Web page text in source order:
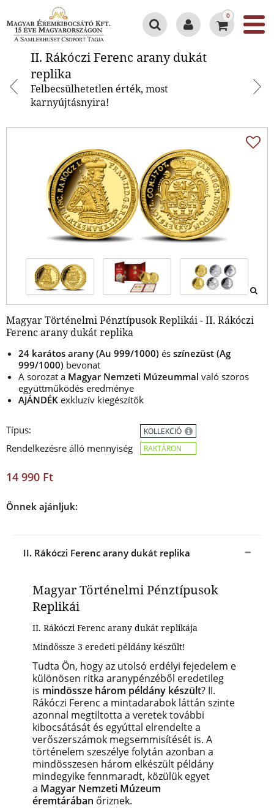
0
II. Rákóczi Ferenc arany dukát
replika
Felbecsülhetetlen érték, most
karnyújtásnyira!
Magyar Történelmi Pénztípusok Replikái - II. Rákóczi
Ferenc arany dukát replika
24 karátos arany (Au 999/1000) és színezüst (Ag
999/1000) bevonat
A sorozat a Magyar Nemzeti Múzeummal való szoros
együttműködés eredménye
AJÁNDÉK exkluzív kiegészítők
Típus:
Rendelkezésre álló mennyiség
KOLLEKCIÓ
RAKTÁRON
14 990 Ft
Önnek ajánljuk:
II. Rákóczi Ferenc arany dukát replika
Magyar Történelmi Pénztípusok
Replikái
II. Rákóczi Ferenc arany dukát replikája
Mindössze 3 eredeti példány készült!
Tudta Ön, hogy az utolsó erdélyi fejedelem e
különösen ritka aranypénzéből eredetileg
is mindössze három példány készült? II.
Rákóczi Ferenc a mintadarabok láttán szinte
azonnal megtiltotta a veretek további
kibocsátását és egyúttal elrendelte a
verőszerszámok megsemmisítését is. A
történelem szeszélye folytán azonban a
mindösszesen három elkészült példány
mindegyike fennmaradt, közülük egyet
a Magyar Nemzeti Múzeum
éremtárában őriznek.
II. Rákóczi Ferenc arany dukát
replika